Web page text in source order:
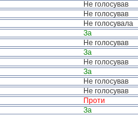
Не голосував
Не голосував
Не голосувала
За
Не голосував
За
Не голосував
За
Не голосував
Не голосував
Проти
За